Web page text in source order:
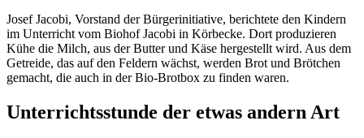
Josef Jacobi, Vorstand der Bürgerinitiative, berichtete den Kindern
im Unterricht vom Biohof Jacobi in Körbecke. Dort produzieren
Kühe die Milch, aus der Butter und Käse hergestellt wird. Aus dem
Getreide, das auf den Feldern wächst, werden Brot und Brötchen
gemacht, die auch in der Bio-Brotbox zu finden waren.
Unterrichtsstunde der etwas andern Art